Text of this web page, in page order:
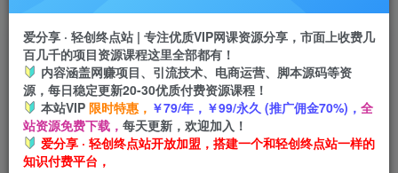
智能广告
爱分享 · 轻创终点站 | 专注优质VIP网课资源分享，市面上收费几
百几千的项目资源课程这里全部都有！
内容涵盖网赚项目、引流技术、电商运营、脚本源码等资
源，每日稳定更新20-30优质付费资源课程！
本站VIP 限时特惠， ￥79/年，￥99/永久 (推广佣金70%)， 全
站资源免费下载， 每天更新，欢迎加入！
爱分享 · 轻创终点站开放加盟，搭建一个和轻创终点站一样的
知识付费平台，